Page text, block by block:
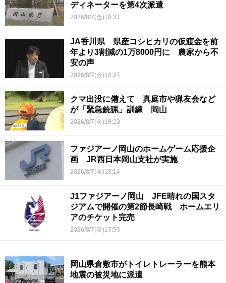
ディネーターを第4次派遣
2026/8/7(金)18:31
JA香川県 県産コシヒカリの仮渡金を前
年より3割減の1万8000円に 農家から不
安の声
2026/8/7(金)18:27
クマ出没に備えて 真庭市や猟友会など
が「緊急銃猟」訓練 岡山
2026/8/7(金)18:23
ファジアーノ岡山のホームゲーム応援企
画 JR西日本岡山支社が実施
2026/8/7(金)18:14
J1ファジアーノ岡山 JFE晴れの国スタ
ジアムで開催の第2節長崎戦 ホームエリ
アのチケット完売
2026/8/7(金)17:53
岡山県倉敷市がトイレトレーラーを熊本
地震の被災地に派遣